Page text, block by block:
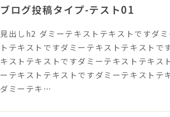
ブログ投稿タイプ-テスト01
見出しh2 ダミーテキストテキストですダミ
トテキストですダミーテキストテキストで
キストテキストですダミーテキストテキス
ーテキストテキストですダミーテキストテ
ダミーテキ…